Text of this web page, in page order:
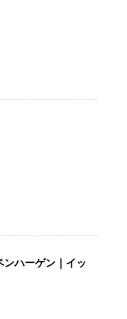
ハーゲン｜イッ